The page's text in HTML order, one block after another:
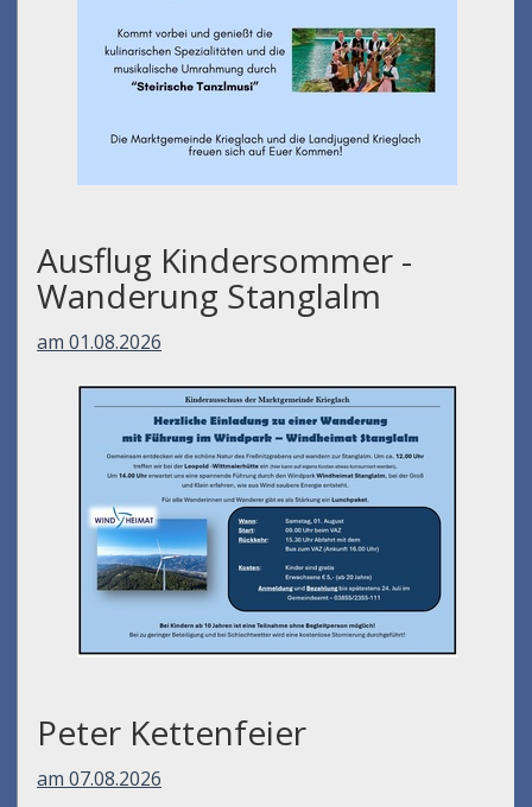
Ausflug Kindersommer -
Wanderung Stanglalm
am 01.08.2026
Peter Kettenfeier
am 07.08.2026